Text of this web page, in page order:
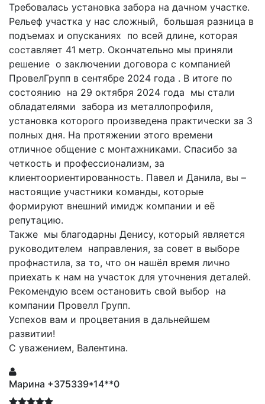
Требовалась установка забора на дачном участке.
Рельеф участка у нас сложный, большая разница в
подъемах и опусканиях по всей длине, которая
составляет 41 метр. Окончательно мы приняли
решение о заключении договора с компанией
ПровелГрупп в сентябре 2024 года . В итоге по
состоянию на 29 октября 2024 года мы стали
обладателями забора из металлопрофиля,
установка которого произведена практически за 3
полных дня. На протяжении этого времени
отличное общение с монтажниками. Спасибо за
четкость и профессионализм, за
клиентоориентированность. Павел и Данила, вы –
настоящие участники команды, которые
формируют внешний имидж компании и её
репутацию.
Также мы благодарны Денису, который является
руководителем направления, за совет в выборе
профнастила, за то, что он нашёл время лично
приехать к нам на участок для уточнения деталей.
Рекомендую всем остановить свой выбор на
компании Провелл Групп.
Успехов вам и процветания в дальнейшем
развитии!
С уважением, Валентина.
Марина +375339*14**0